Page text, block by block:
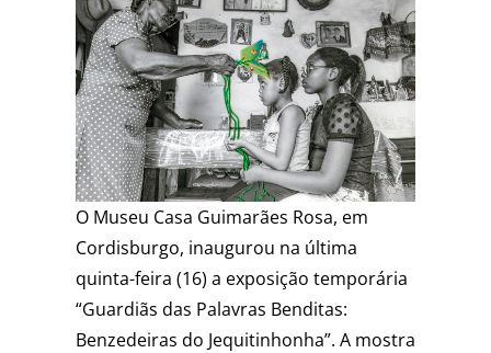
O Museu Casa Guimarães Rosa, em
Cordisburgo, inaugurou na última
quinta-feira (16) a exposição temporária
“Guardiãs das Palavras Benditas:
Benzedeiras do Jequitinhonha”. A mostra